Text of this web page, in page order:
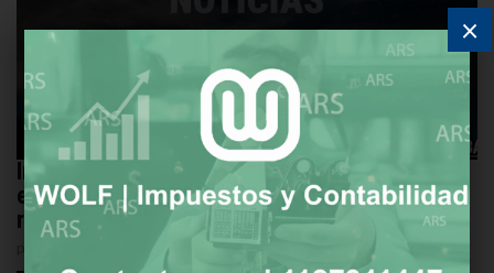
Irán intensifica ataques a la infraestructura
energética del Golfo y provoca incendio en
refinería de Kuwait
×